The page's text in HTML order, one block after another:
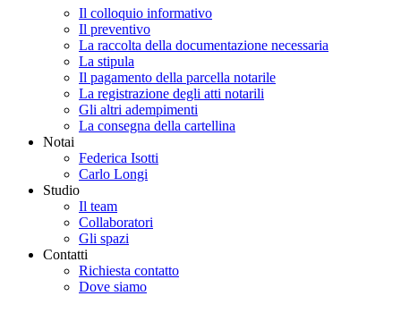
Il colloquio informativo
Il preventivo
La raccolta della documentazione necessaria
La stipula
Il pagamento della parcella notarile
La registrazione degli atti notarili
Gli altri adempimenti
La consegna della cartellina
Notai
Federica Isotti
Carlo Longi
Studio
Il team
Collaboratori
Gli spazi
Contatti
Richiesta contatto
Dove siamo